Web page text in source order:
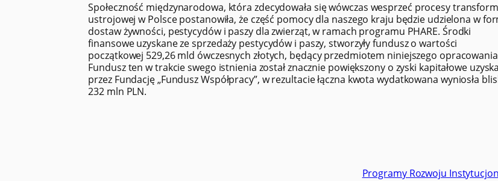
Społeczność międzynarodowa, która zdecydowała się wówczas wesprzeć procesy
ustrojowej w Polsce postanowiła, że część pomocy dla naszego kraju będzie udzielona w
dostaw żywności, pestycydów i paszy dla zwierząt, w ramach programu PHARE. Środki
finansowe uzyskane ze sprzedaży pestycydów i paszy, stworzyły fundusz o wartości
początkowej 529,26 mld ówczesnych złotych, będący przedmiotem niniejszego
Fundusz ten w trakcie swego istnienia został znacznie powiększony o zyski kapitałowe
przez Fundację „Fundusz Współpracy”, w rezultacie łączna kwota wydatkowana wyniosła
232 mln PLN.
Programy Rozwoju